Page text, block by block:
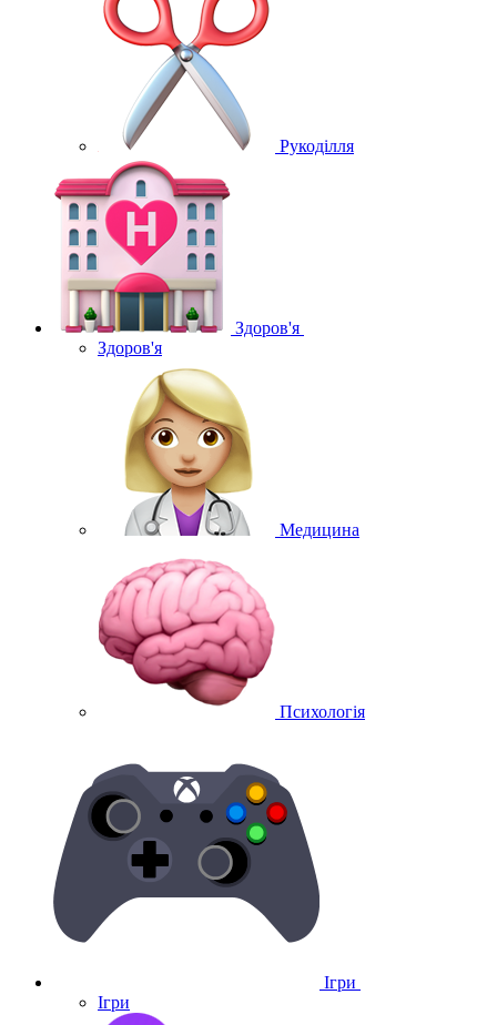
Рукоділля
Здоров'я
Здоров'я
Медицина
Психологія
Ігри
Ігри